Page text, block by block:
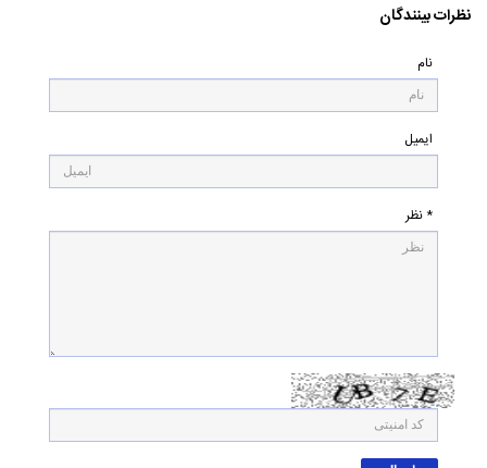
نظرات بینندگان
نام
ایمیل
* نظر